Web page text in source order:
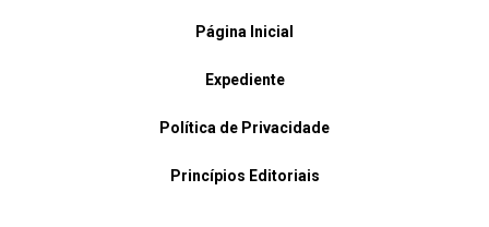
Página Inicial
Expediente
Política de Privacidade
Princípios Editoriais